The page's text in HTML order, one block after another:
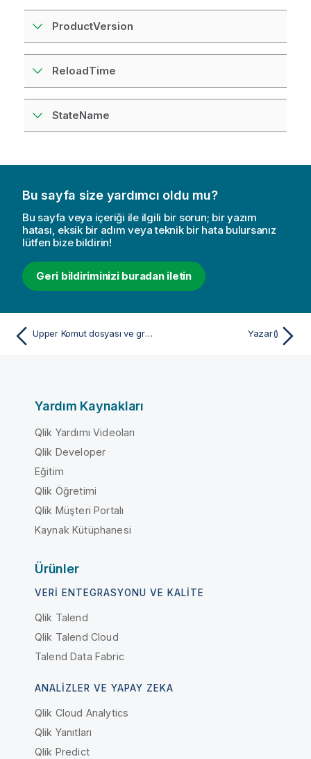
ProductVersion
ReloadTime
StateName
Bu sayfa size yardımcı oldu mu?
Bu sayfa veya içeriği ile ilgili bir sorun; bir yazım
hatası, eksik bir adım veya teknik bir hata bulursanız
lütfen bize bildirin!
Geri bildiriminizi buradan iletin
Upper Komut dosyası ve grafik fonksiyonu Yazar()
Yardım Kaynakları
Qlik Yardımı Videoları
Qlik Developer
Eğitim
Qlik Öğretimi
Qlik Müşteri Portalı
Kaynak Kütüphanesi
Ürünler
VERI ENTEGRASYONU VE KALITE
Qlik Talend
Qlik Talend Cloud
Talend Data Fabric
ANALIZLER VE YAPAY ZEKA
Qlik Cloud Analytics
Qlik Yanıtları
Qlik Predict